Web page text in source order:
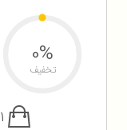
0%
تخفیف